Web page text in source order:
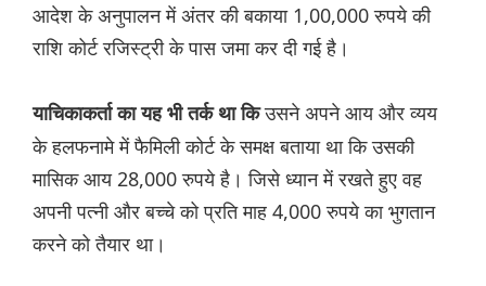
आदेश के अनुपालन में अंतर की बकाया 1,00,000 रुपये की
राशि कोर्ट रजिस्ट्री के पास जमा कर दी गई है।
याचिकाकर्ता का यह भी तर्क था किउसने अपने आय और व्यय
के हलफनामे में फैमिली कोर्ट के समक्ष बताया था कि उसकी
मासिक आय 28,000 रुपये है। जिसे ध्यान में रखते हुए वह
अपनी पत्नी और बच्चे को प्रति माह 4,000 रुपये का भुगतान
करने को तैयार था।